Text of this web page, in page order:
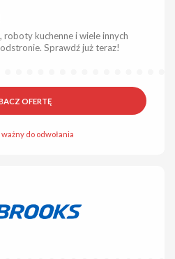
roboty kuchenne i wiele innych
Sprawdź już teraz!
OFERTĘ
ważny do odwołania